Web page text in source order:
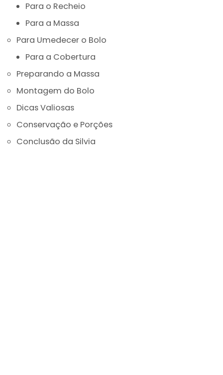
Para o Recheio
Para a Massa
Para Umedecer o Bolo
Para a Cobertura
Preparando a Massa
Montagem do Bolo
Dicas Valiosas
Conservação e Porções
Conclusão da Silvia